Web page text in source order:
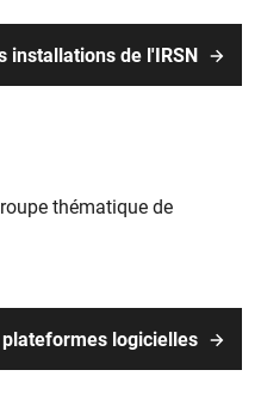
installations de l'IRSN
thématique de
plateformes logicielles